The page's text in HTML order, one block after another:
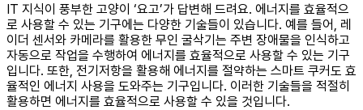
IT 지식이 풍부한 고양이 ‘요고’가 답변해 드려요. 에너지를 효율적으
로 사용할 수 있는 기구에는 다양한 기술들이 있습니다. 예를 들어, 레
이더 센서와 카메라를 활용한 무인 굴삭기는 주변 장애물을 인식하고
자동으로 작업을 수행하여 에너지를 효율적으로 사용할 수 있는 기구
입니다. 또한, 전기저항을 활용해 에너지를 절약하는 스마트 쿠커도 효
율적인 에너지 사용을 도와주는 기구입니다. 이러한 기술들을 적절히
활용하면 에너지를 효율적으로 사용할 수 있을 것입니다.